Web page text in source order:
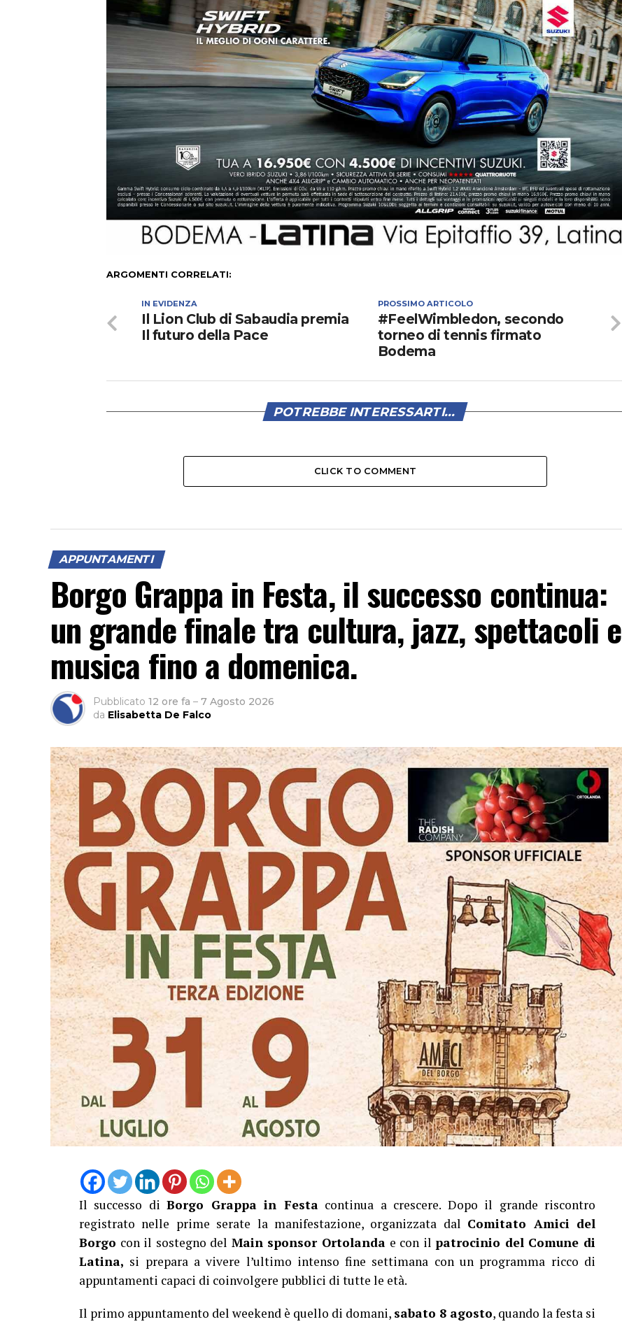
ARGOMENTI CORRELATI:
PROSSIMO ARTICOLO
#FeelWimbledon, secondo
torneo di tennis firmato
Bodema
IN EVIDENZA
Il Lion Club di Sabaudia premia
Il futuro della Pace
POTREBBE INTERESSARTI...
CLICK TO COMMENT
APPUNTAMENTI
Borgo Grappa in Festa, il successo continua:
un grande finale tra cultura, jazz, spettacoli e
musica fino a domenica.
Pubblicato 12 ore fa – 7 Agosto 2026
da Elisabetta De Falco
Il successo diBorgo Grappa in Festacontinua a crescere. Dopo il grande riscontro
registrato nelle prime serate la manifestazione, organizzata dal Comitato Amici del
Borgo con il sostegno del Main sponsor Ortolanda e con il patrocinio del Comune di
Latina, si prepara a vivere l’ultimo intenso fine settimana con un programma ricco di
appuntamenti capaci di coinvolgere pubblici di tutte le età.
Il primo appuntamento del weekend è quello di domani, sabato 8 agosto, quando la festa si